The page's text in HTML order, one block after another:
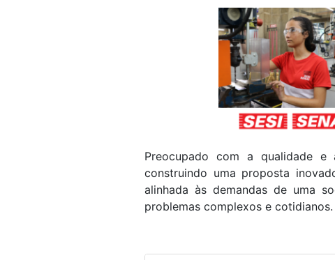
Preocupado com a qualidade
construindo uma proposta
alinhada às demandas de uma
problemas complexos e cotidianos.